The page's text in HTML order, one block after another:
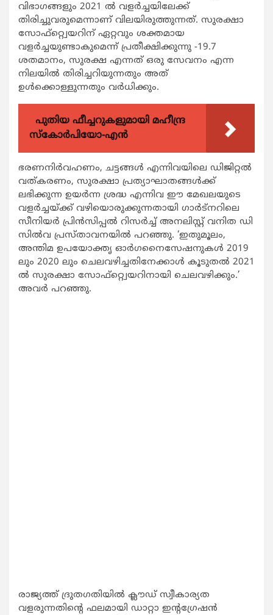
വിഭാഗങ്ങളും 2021 ല്‍ വളര്‍ച്ചയിലേക്ക്
തിരിച്ചുവരുമെന്നാണ് വിലയിരുത്തുന്നത്. സുരക്ഷാ
സോഫ്റ്റ്വെയറിന് ഏറ്റവും ശക്തമായ
വളര്‍ച്ചയുണ്ടാകുമെന്ന് പ്രതീക്ഷിക്കുന്നു -19.7
ശതമാനം, സുരക്ഷ എന്നത് ഒരു സേവനം എന്ന
നിലയില്‍ തിരിച്ചറിയുന്നതും അത്
ഉള്‍ക്കൊള്ളുന്നതും വര്‍ധിക്കും.
പുതിയ ഫീച്ചറുകളുമായി മഹീന്ദ്ര
സ്കോർപിയോ-എൻ
ഭരണനിര്‍വഹണം, ചട്ടങ്ങള്‍ എന്നിവയിലെ ഡിജിറ്റല്‍
വത്കരണം, സുരക്ഷാ പ്രത്യാഘാതങ്ങള്‍ക്ക്
ലഭിക്കുന്ന ഉയര്‍ന്ന ശ്രദ്ധ എന്നിവ ഈ മേഖലയുടെ
വളര്‍ച്ചയ്ക്ക് വഴിയൊരുക്കുന്നതായി ഗാര്‍ട്നറിലെ
സീനിയര്‍ പ്രിന്‍സിപ്പല്‍ റിസര്‍ച്ച് അനലിസ്റ്റ് വനിത ഡി
സില്‍വ പ്രസ്താവനയില്‍ പറഞ്ഞു. ‘ഇതുമൂലം,
അന്തിമ ഉപയോക്തൃ ഓര്‍ഗനൈസേഷനുകള്‍ 2019
ലും 2020 ലും ചെലവഴിച്ചതിനേക്കാള്‍ കൂടുതല്‍ 2021
ല്‍ സുരക്ഷാ സോഫ്റ്റ്വെയറിനായി ചെലവഴിക്കും.’
അവര്‍ പറഞ്ഞു.
രാജ്യത്ത് ദ്രുതഗതിയില്‍ ക്ലൗഡ് സ്വീകാര്യത
വളരുന്നതിന്‍റെ ഫലമായി ഡാറ്റാ ഇന്‍റഗ്രേഷന്‍